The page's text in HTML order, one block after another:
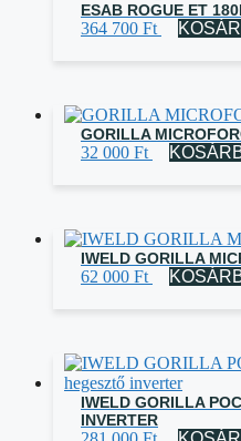
ESAB ROGUE ET
364 700 Ft
GORILLA
32 000 Ft
IWELD GORILLA
62 000 Ft
IWELD GORILLA
INVERTER